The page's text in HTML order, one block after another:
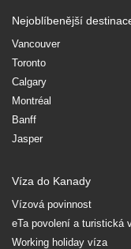
Nejoblíbenější
Vancouver
Toronto
Calgary
Montréal
Banff
Jasper
Víza do Kanady
Vízová povinnost
eTa povolení a turistická
Working holiday víza